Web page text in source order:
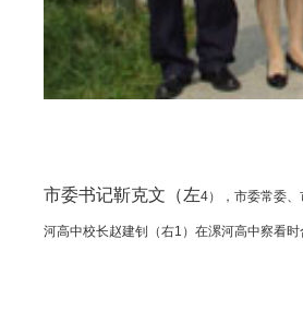
市委书记靳克文（左4），市委常委
河高中校长赵建钊（右1 ）在漯河高中察看